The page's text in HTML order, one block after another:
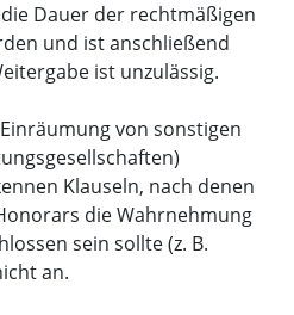
Dauer der rechtmäßigen
und ist anschließend
ist unzulässig.
von sonstigen
Klauseln, nach denen
die Wahrnehmung
sein sollte (z. B.
an.